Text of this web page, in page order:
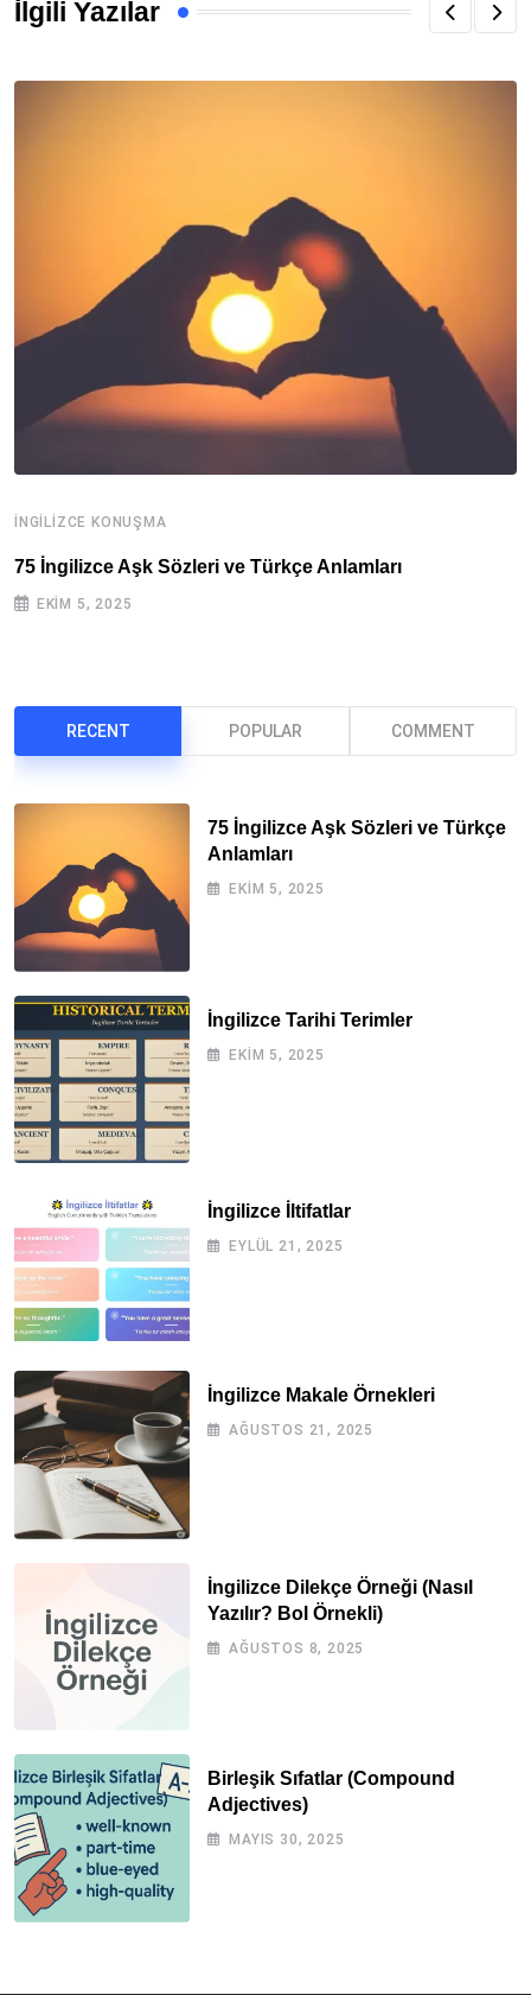
İlgili Yazılar
İNGILIZCE KONUŞMA
75 İngilizce Aşk Sözleri ve Türkçe Anlamları
EKIM 5, 2025
RECENT POPULAR COMMENT
75 İngilizce Aşk Sözleri ve Türkçe
Anlamları
EKIM 5, 2025
İngilizce Tarihi Terimler
EKIM 5, 2025
İngilizce İltifatlar
EYLÜL 21, 2025
İngilizce Makale Örnekleri
AĞUSTOS 21, 2025
İngilizce Dilekçe Örneği (Nasıl
Yazılır? Bol Örnekli)
AĞUSTOS 8, 2025
Birleşik Sıfatlar (Compound
Adjectives)
MAYIS 30, 2025